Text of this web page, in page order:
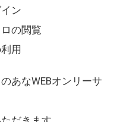
ン
の閲覧
用
あなWEBオンリーサ